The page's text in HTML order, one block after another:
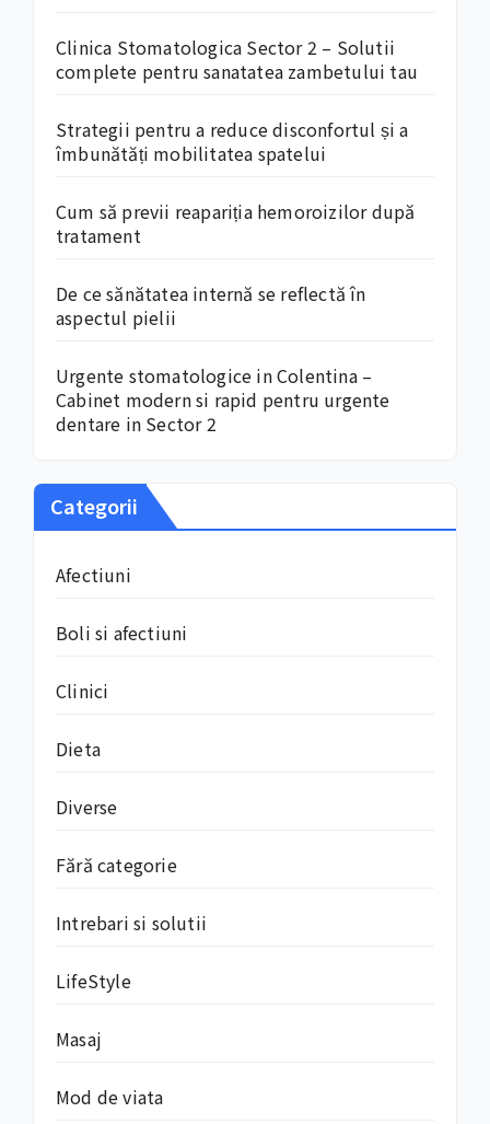
Clinica Stomatologica Sector 2 – Solutii
complete pentru sanatatea zambetului tau
Strategii pentru a reduce disconfortul și a
îmbunătăți mobilitatea spatelui
Cum să previi reapariția hemoroizilor după
tratament
De ce sănătatea internă se reflectă în
aspectul pielii
Urgente stomatologice in Colentina –
Cabinet modern si rapid pentru urgente
dentare in Sector 2
Categorii
Afectiuni
Boli si afectiuni
Clinici
Dieta
Diverse
Fără categorie
Intrebari si solutii
LifeStyle
Masaj
Mod de viata